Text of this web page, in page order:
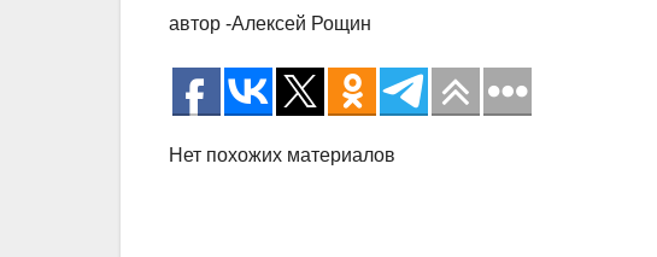
автор -Алексей Рощин
Нет похожих материалов